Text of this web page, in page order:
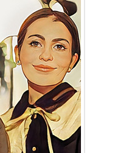
в напечатанном виде
можете сделать
наших эле...